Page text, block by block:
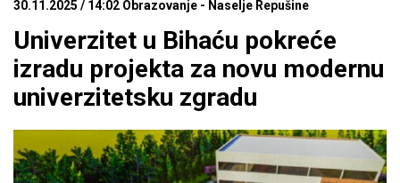
30.11.2025 / 14:02 Obrazovanje - Naselje Repušine
Univerzitet u Bihaću pokreće
izradu projekta za novu modernu
univerzitetsku zgradu